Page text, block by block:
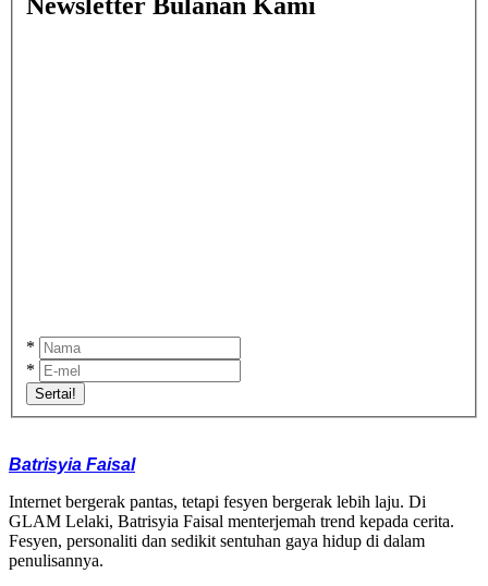
*
*
Sertai!
Batrisyia Faisal
Internet bergerak pantas, tetapi fesyen bergerak lebih laju. Di
GLAM Lelaki, Batrisyia Faisal menterjemah trend kepada cerita.
Fesyen, personaliti dan sedikit sentuhan gaya hidup di dalam
penulisannya.